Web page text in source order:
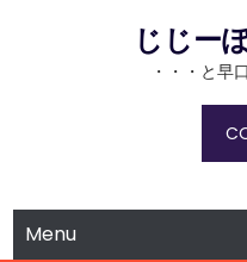
じじー
・・・と早
Menu